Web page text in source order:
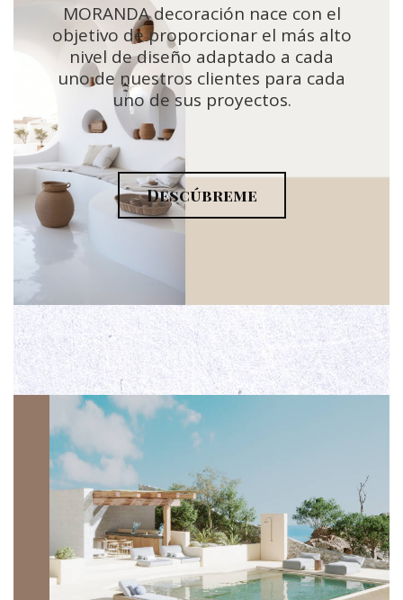
MORANDA decoración nace con el
objetivo de proporcionar el más alto
nivel de diseño adaptado a cada
uno de nuestros clientes para cada
uno de sus proyectos.
Descúbreme